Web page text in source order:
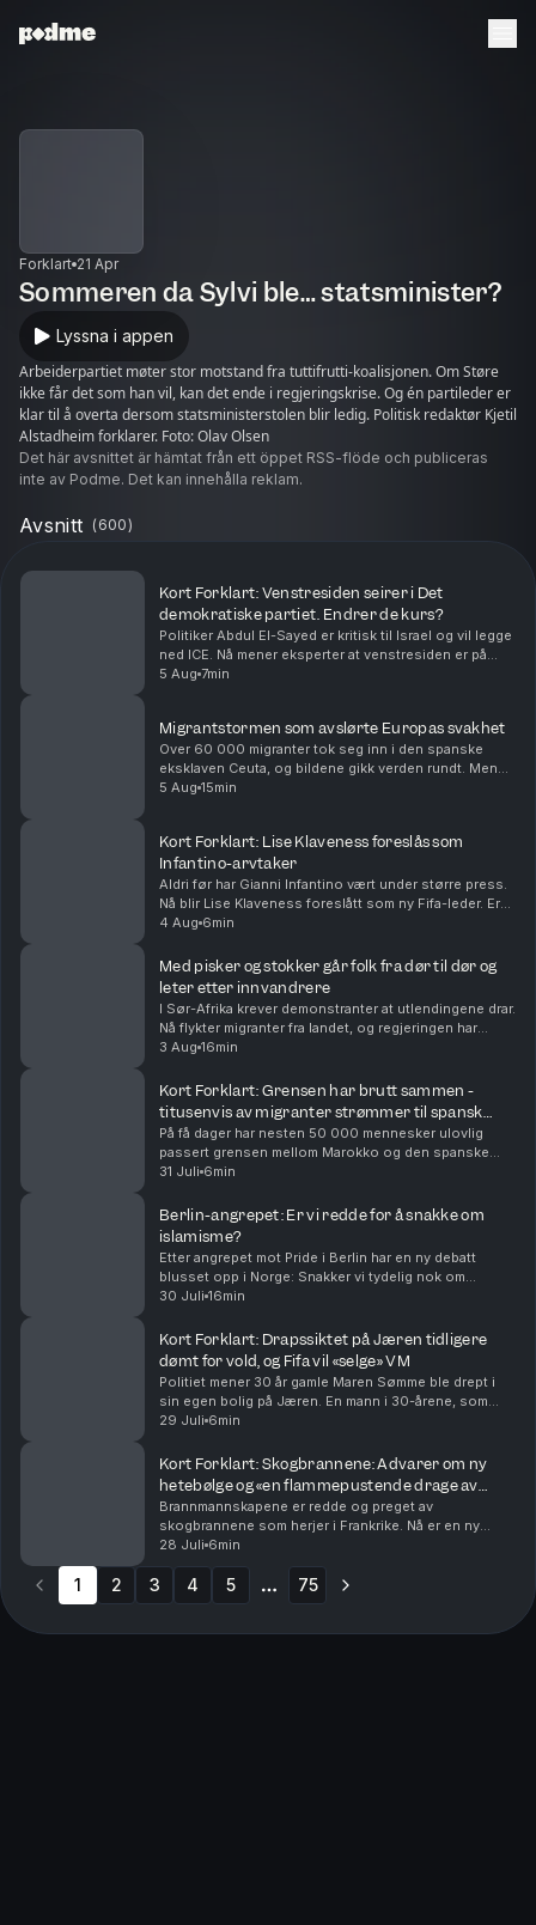
Forklart 21 Apr
Sommeren da Sylvi ble… statsminister?
Lyssna i appen
Arbeiderpartiet møter stor motstand fra tuttifrutti-koalisjonen. Om Støre
ikke får det som han vil, kan det ende i regjeringskrise. Og én partileder er
klar til å overta dersom statsministerstolen blir ledig. Politisk redaktør Kjetil
Alstadheim forklarer. Foto: Olav Olsen
Det här avsnittet är hämtat från ett öppet RSS-flöde och publiceras
inte av Podme. Det kan innehålla reklam.
Avsnitt (600)
Kort Forklart: Venstresiden seirer i Det
demokratiske partiet. Endrer de kurs?
Politiker Abdul El-Sayed er kritisk til Israel og vil legge
ned ICE. Nå mener eksperter at venstresiden er på
fremmarsj i Det demokratiske partiet i USA. Vi
5 Aug 7min
Migrantstormen som avslørte Europas svakhet
Over 60 000 migranter tok seg inn i den spanske
eksklaven Ceuta, og bildene gikk verden rundt. Men
den virale fortellingen om hva som skjedde kan bli
5 Aug 15min
Kort Forklart: Lise Klaveness foreslås som
Infantino-arvtaker
Aldri før har Gianni Infantino vært under større press.
Nå blir Lise Klaveness foreslått som ny Fifa-leder. Er
det realistisk? Vi oppsummerer nyhetene for deg, i
4 Aug 6min
Med pisker og stokker går folk fra dør til dør og
leter etter innvandrere
I Sør-Afrika krever demonstranter at utlendingene drar.
Nå flykter migranter fra landet, og regjeringen har
deportert over 50 000. Både folk i gatene og
3 Aug 16min
Kort Forklart: Grensen har brutt sammen -
titusenvis av migranter strømmer til spansk
eksklave
På få dager har nesten 50 000 mennesker ulovlig
passert grensen mellom Marokko og den spanske
eksklaven Ceuta. Mange har tatt sjøveien med
gjerder. N...
31 Juli 6min
Berlin-angrepet: Er vi redde for å snakke om
islamisme?
Etter angrepet mot Pride i Berlin har en ny debatt
blusset opp i Norge: Snakker vi tydelig nok om
ideologien bak islamistisk terror? Og hva sier
Med u...
30 Juli 16min
Kort Forklart: Drapssiktet på Jæren tidligere
dømt for vold, og Fifa vil «selge» VM
Politiet mener 30 år gamle Maren Sømme ble drept i
sin egen bolig på Jæren. En mann i 30-årene, som
også var Sømmes kjæreste og samboer, er siktet for
29 Juli 6min
Kort Forklart: Skogbrannene: Advarer om ny
hetebølge og «en flammepustende drage av
skyer».
Brannmannskapene er redde og preget av
skogbrannene som herjer i Frankrike. Nå er en ny
hetebølge ventet, og et uvanlig ekstremvær gjør
slukkingsarbeidet nærmest umulig, ifølge
redningsmannskaper. I d...
28 Juli 6min
1 2 3 4 5 75